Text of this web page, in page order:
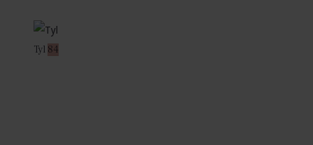
Tyl 84